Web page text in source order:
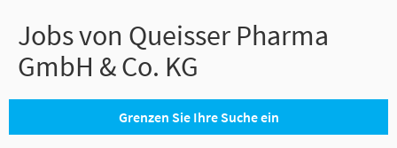
Jobs von Queisser Pharma
GmbH & Co. KG
Grenzen Sie Ihre Suche ein